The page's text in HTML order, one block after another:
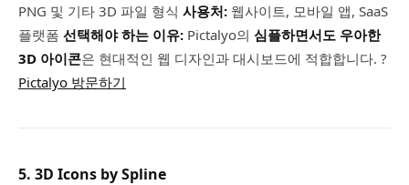
PNG 및 기타 3D 파일 형식 사용처: 웹사이트, 모바일 앱, SaaS
플랫폼 선택해야 하는 이유: Pictalyo의 심플하면서도 우아한
3D 아이콘은 현대적인 웹 디자인과 대시보드에 적합합니다. ?
Pictalyo 방문하기
5. 3D Icons by Spline